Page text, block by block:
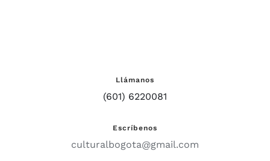
Llámanos
(601) 6220081
Escríbenos
culturalbogota@gmail.com